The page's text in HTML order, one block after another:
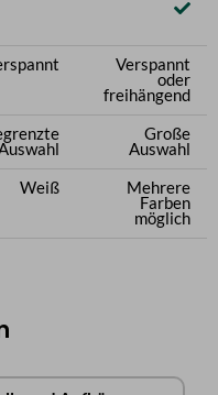
Verspannt
oder
freihängend
Große
Auswahl
Weiß
Mehrere
Farben
möglich